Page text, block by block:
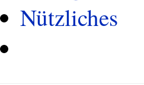
Nützliches